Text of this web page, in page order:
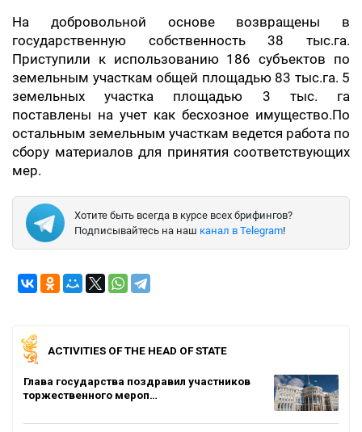
На добровольной основе возвращены в
государственную собственность 38 тыс.га.
Приступили к использованию 186 субъектов по
земельным участкам общей площадью 83 тыс.га. 5
земельных участка площадью 3 тыс. га
поставлены на учет как бесхозное имущество.По
остальным земельным участкам ведется работа по
сбору материалов для принятия соответствующих
мер.
Хотите быть всегда в курсе всех брифингов?
Подписывайтесь на наш канал в Telegram!
ACTIVITIES OF THE HEAD OF STATE
Глава государства поздравил участников
торжественного мероп…